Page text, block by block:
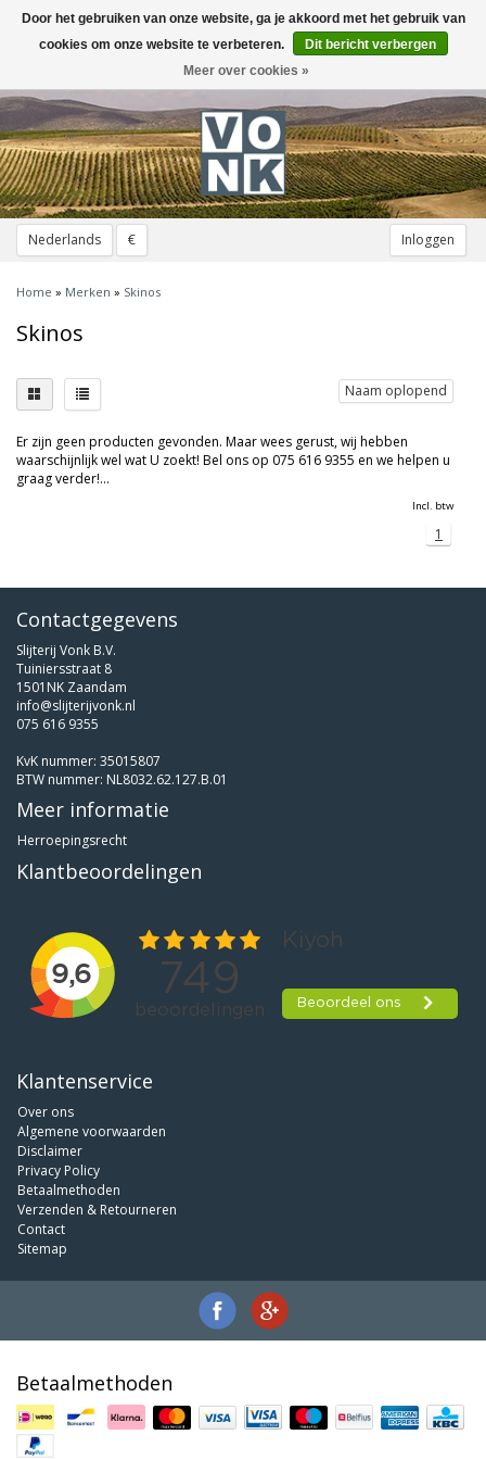
Nederlands € Inloggen
Toggle
navigation
Home » Merken » Skinos
Skinos
Naam oplopend
Er zijn geen producten gevonden. Maar wees gerust, wij hebben
waarschijnlijk wel wat U zoekt! Bel ons op 075 616 9355 en we helpen u
graag verder!...
Incl. btw
1
Contactgegevens
Slijterij Vonk B.V.
Tuiniersstraat 8
1501NK Zaandam
info@slijterijvonk.nl
075 616 9355
KvK nummer: 35015807
BTW nummer: NL8032.62.127.B.01
Meer informatie
Herroepingsrecht
Klantbeoordelingen
Klantenservice
Over ons
Algemene voorwaarden
Disclaimer
Privacy Policy
Betaalmethoden
Verzenden & Retourneren
Contact
Sitemap
Betaalmethoden
Door het gebruiken van onze website, ga je akkoord met het gebruik van
cookies om onze website te verbeteren.
Dit bericht verbergen
Meer over cookies »